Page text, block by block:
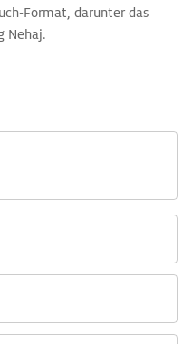
Format, darunter das
Nehaj.